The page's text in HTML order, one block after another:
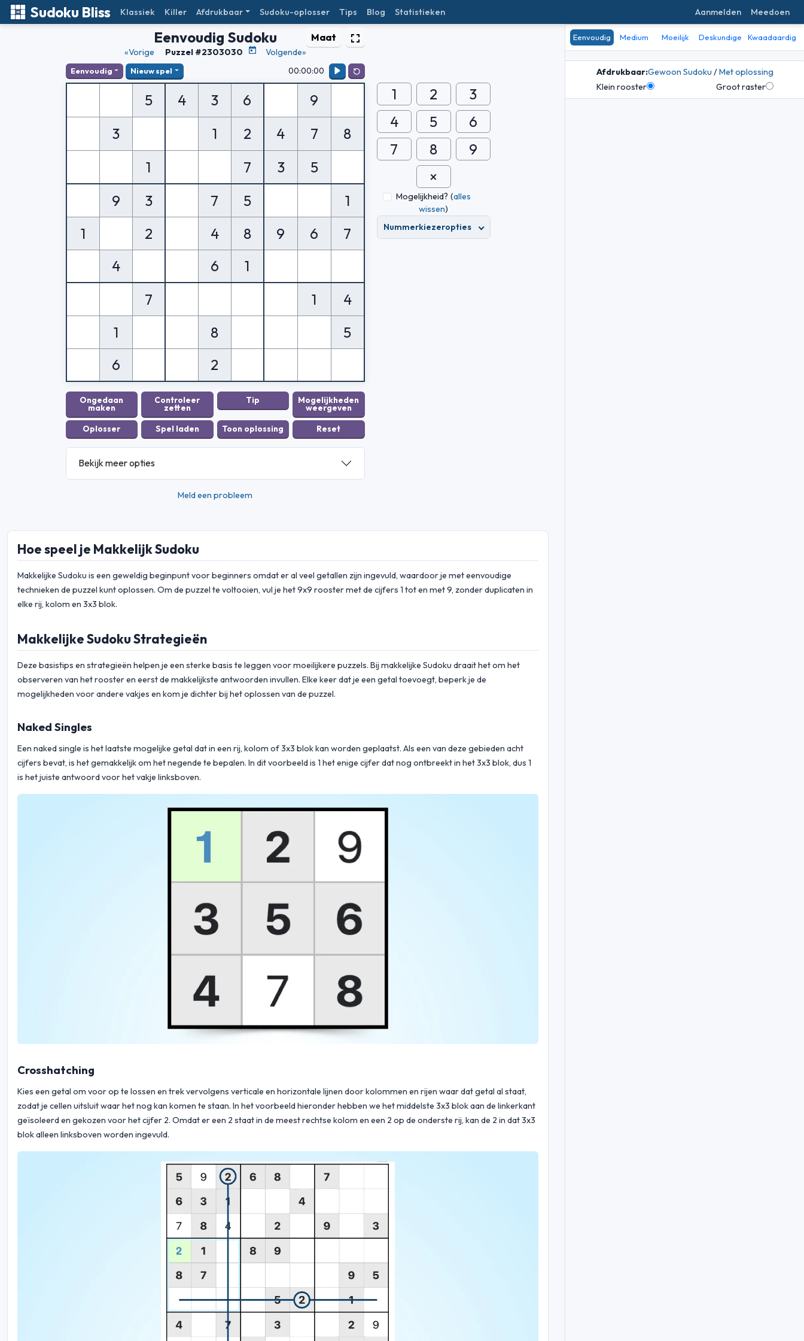
Sudoku Bliss Klassiek Killer Afdrukbaar Sudoku-oplosser Tips Blog Statistieken Aanmelden Meedoen
Eenvoudig Sudoku Maat
«Vorige Puzzel #2303030 Volgende»
Eenvoudig Nieuw spel 00:00:00
5 4 3 6
9
3
1 2 4 7
8
1
7 3
5
9
3 7 5
1
1
2 4 8 9 6
7
4
6
1
7
1
4
1
8
5
6
2
1 2
3
4
5
6
7
8 9
Mogelijkheid? (alles
wissen)
Nummerkiezeropties
Bekijk meer opties
Meld een probleem
Hoe speel je Makkelijk Sudoku
Makkelijke Sudoku is een geweldig beginpunt voor beginners omdat er al veel getallen zijn ingevuld, waardoor je met eenvoudige
technieken de puzzel kunt oplossen. Om de puzzel te voltooien, vul je het 9x9 rooster met de cijfers 1 tot en met 9, zonder duplicaten in
elke rij, kolom en 3x3 blok.
Makkelijke Sudoku Strategieën
Deze basistips en strategieën helpen je een sterke basis te leggen voor moeilijkere puzzels. Bij makkelijke Sudoku draait het om het
observeren van het rooster en eerst de makkelijkste antwoorden invullen. Elke keer dat je een getal toevoegt, beperk je de
mogelijkheden voor andere vakjes en kom je dichter bij het oplossen van de puzzel.
Naked Singles
Een naked single is het laatste mogelijke getal dat in een rij, kolom of 3x3 blok kan worden geplaatst. Als een van deze gebieden acht
cijfers bevat, is het gemakkelijk om het negende te bepalen. In dit voorbeeld is 1 het enige cijfer dat nog ontbreekt in het 3x3 blok, dus 1
is het juiste antwoord voor het vakje linksboven.
Crosshatching
Kies een getal om voor op te lossen en trek vervolgens verticale en horizontale lijnen door kolommen en rijen waar dat getal al staat,
zodat je cellen uitsluit waar het nog kan komen te staan. In het voorbeeld hieronder hebben we het middelste 3x3 blok aan de linkerkant
geïsoleerd en gekozen voor het cijfer 2. Omdat er een 2 staat in de meest rechtse kolom en een 2 op de onderste rij, kan de 2 in dat 3x3
blok alleen linksboven worden ingevuld.
Eenvoudig Medium Moeilijk Deskundige Kwaadaardig
Afdrukbaar:Gewoon Sudoku /Met oplossing
Klein rooster
Groot raster